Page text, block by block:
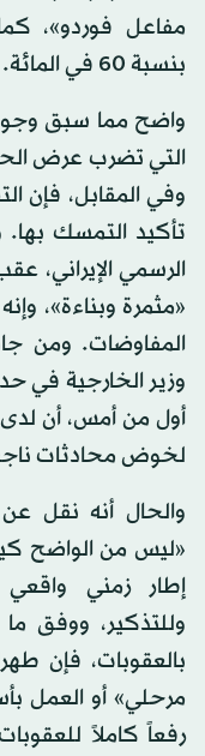
مفاعل فوردو»،
بنسبة 60 في المائة.
واضح مما سبق
التي تضرب عرض
وفي المقابل، فإن
تأكيد التمسك
الرسمي الإيراني،
«مثمرة وبناءة»،
المفاوضات. ومن
وزير الخارجية في
أول من أمس، أن لدى
لخوض محادثات
والحال أنه نقل
«ليس من الواضح
إطار زمني واقعي
وللتذكير، ووفق ما
بالعقوبات، فإن
مرحلي» أو العمل
رفعاً كاملاً